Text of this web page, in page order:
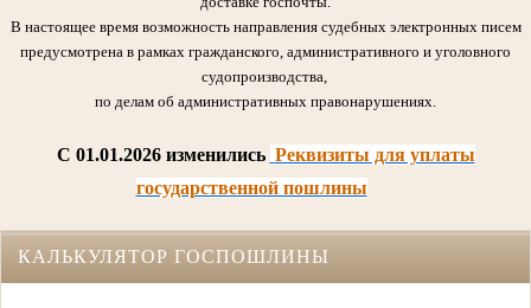
В настоящее время возможность направления судебных электронных писем
предусмотрена в рамках гражданского, административного и уголовного
судопроизводства,
по делам об административных правонарушениях.
C 01.01.2026 изменились Реквизиты для уплаты
государственной пошлины
КАЛЬКУЛЯТОР ГОСПОШЛИНЫ